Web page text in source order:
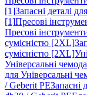
[1]Запасні деталі
[1]Пресові
Пресові
сумісністю [2XL]
сумісністю [2XL]
Універсальні
для Універсальні
/ Geberit PEЗапасні